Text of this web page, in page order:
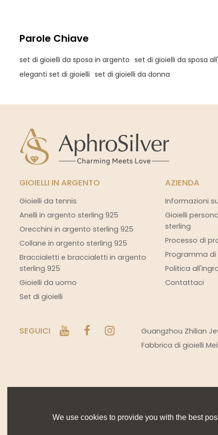
Parole Chiave
set di gioielli da sposa in argento set di gioielli da sposa
eleganti set di gioielli set di gioielli da donna
GIOIELLI IN ARGENTO
Gioielli da tennis
Anelli in argento sterling 925
Orecchini in argento sterling 925
Collane in argento sterling 925
Braccialetti e braccialetti in argento
sterling 925
Gioielli da uomo
Set di gioielli
AZIENDA
Informazioni
Gioielli
sterling
Processo di
Programma di
Politica
Contattaci
SEGUICI
Guangzhou Zhilian
Fabbrica di gioielli
We use cookies to provide you with the best